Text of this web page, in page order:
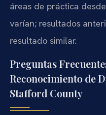
áreas de práctica
varían; resultados
resultado similar.
Preguntas
Reconocimiento de
Stafford County